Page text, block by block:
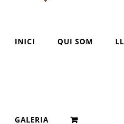
INICI QUI SOM
GALERIA